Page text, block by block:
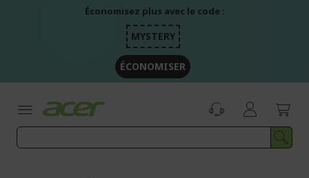
Économisez plus avec le code :
MYSTERY
ÉCONOMISER